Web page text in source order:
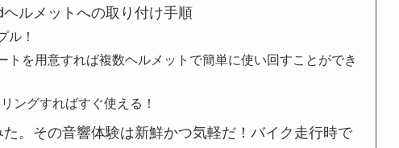
ルメットへの取り付け手順
ル！
トを用意すれば複数ヘルメットで簡単に使い回すことができ
ングすればすぐ使える！
。その音響体験は新鮮かつ気軽だ！バイク走行時で